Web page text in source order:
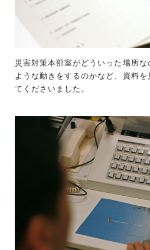
災害対策本部室がどういった場所
ような動きをするのかなど、資料を
てくださいました。